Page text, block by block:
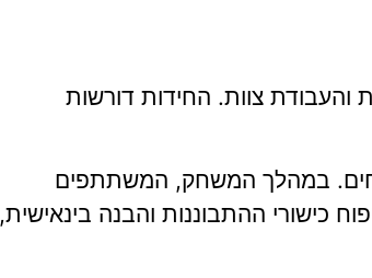
צוות. החידות דורשות
במהלך המשחק, המשתתפים
כישורי ההתבוננות והבנה בינאישית,